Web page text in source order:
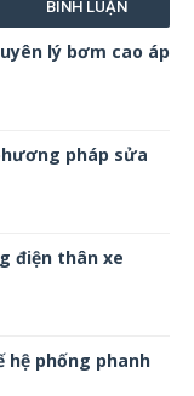
BÌNH LUẬN
lý bơm cao áp
pháp sửa
điện thân xe
phống phanh